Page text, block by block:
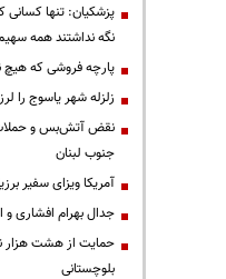
پزشکیان: تنها کسانی
نگه نداشتند همه
پارچه فروشی که هیچ
زلزله شهر یاسوج را
نقض آتش‌بس و
جنوب لبنان
آمریکا ویزای سفیر
جدال بهرام افشاری
حمایت از هشت هزار
بلوچستانی